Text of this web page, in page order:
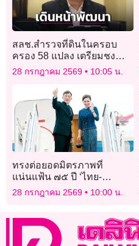
สลช.สำรวจที่ดินในครอบ
ครอง 58 แปลง เตรียมชง
บอร์ดบริหารลูกเสือเดินหน้า
พัฒนาเต็มสูบ
28 กรกฎาคม 2569 10:05 น.
ทรงต่อยอดมิตรภาพที่
แน่นแฟ้น ๗๕ ปี ‘ไทย-
สปป.ลาว’
28 กรกฎาคม 2569 10:00 น.